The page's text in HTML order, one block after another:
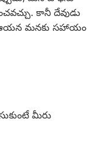
కానీ దేవుడు
ఆయన మనకు సహాయం
మీరు